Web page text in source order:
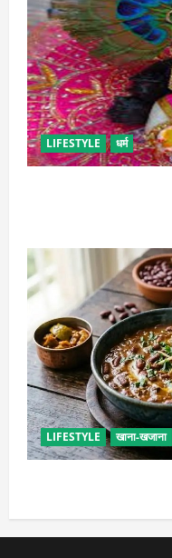
LIFESTYLE धर्म
LIFESTYLE खाना-खजाना